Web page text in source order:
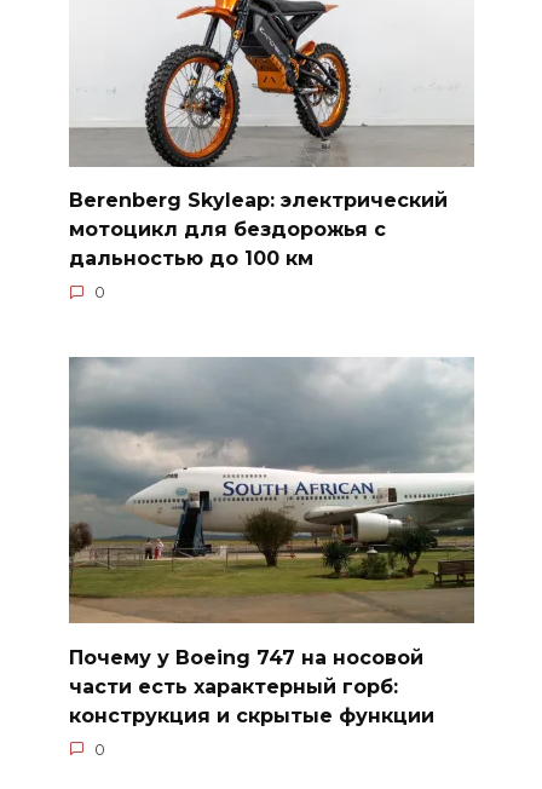
Berenberg Skyleap: электрический
мотоцикл для бездорожья с
дальностью до 100 км
0
Почему у Boeing 747 на носовой
части есть характерный горб:
конструкция и скрытые функции
0